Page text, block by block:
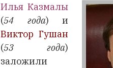
Илья Казмалы
(54 года) и
Виктор Гушан
(53 года)
заложили